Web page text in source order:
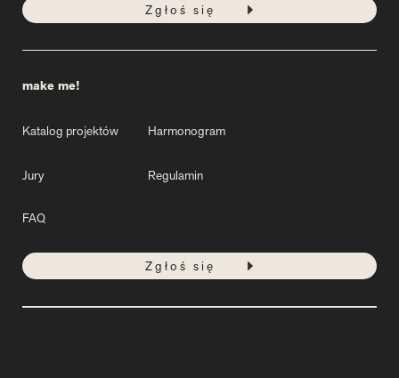
Zgłoś się
make me!
Katalog projektów Harmonogram
Jury Regulamin
FAQ
Zgłoś się